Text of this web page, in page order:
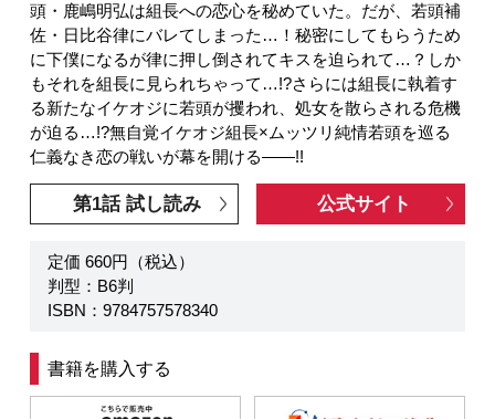
頭・鹿嶋明弘は組長への恋心を秘めていた。だが、若頭補
佐・日比谷律にバレてしまった…！秘密にしてもらうため
に下僕になるが律に押し倒されてキスを迫られて…？しか
もそれを組長に見られちゃって…!?さらには組長に執着す
る新たなイケオジに若頭が攫われ、処女を散らされる危機
が迫る…!?無自覚イケオジ組長×ムッツリ純情若頭を巡る
仁義なき恋の戦いが幕を開ける――!!
第1話 試し読み 公式サイト
定価 660円（税込）
判型：B6判
ISBN：9784757578340
書籍を購入する